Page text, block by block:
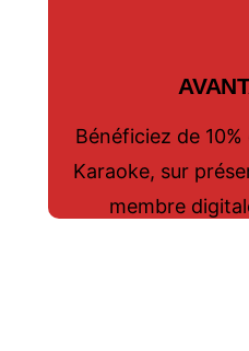
Bénéficiez de
Karaoke, sur
membre